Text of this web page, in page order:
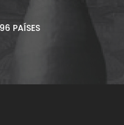
PAÍSES